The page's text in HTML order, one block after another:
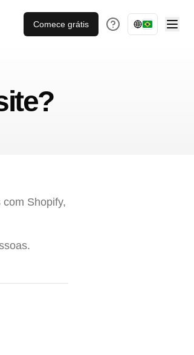
Comece grátis
Shopify,